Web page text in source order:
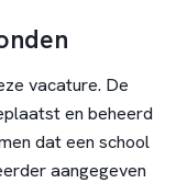
vacature. De
en beheerd
dat een school
aangegeven